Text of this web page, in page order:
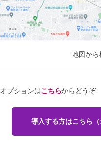
地図から
プションはこちらからどうぞ
導入する方はこちら（